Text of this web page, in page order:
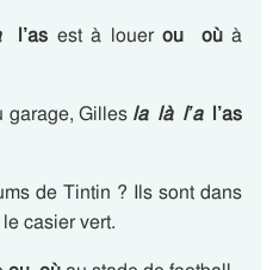
l’as est à louer ou oùà
garage, Gilles la là l’a l’as
de Tintin ? Ils sont dans
casier vert.